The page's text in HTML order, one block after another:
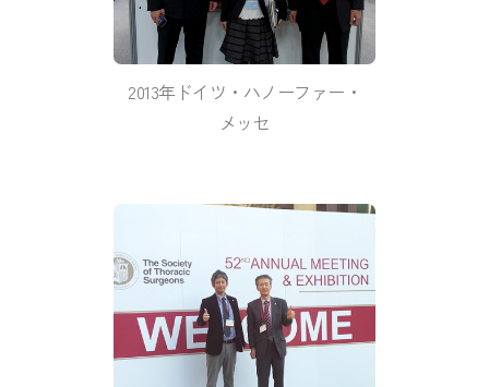
2013年ドイツ・ハノーファー・
メッセ